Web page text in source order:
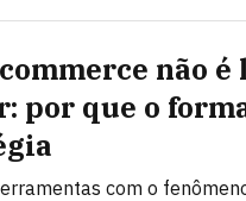
não
por que o
com o